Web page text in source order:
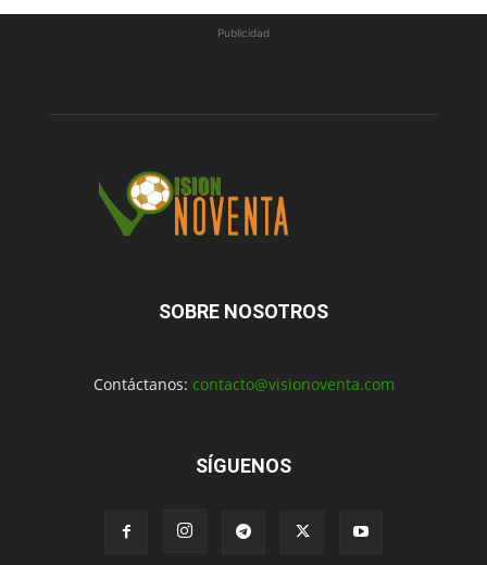
Publicidad
SOBRE NOSOTROS
Contáctanos: contacto@visionoventa.com
SÍGUENOS